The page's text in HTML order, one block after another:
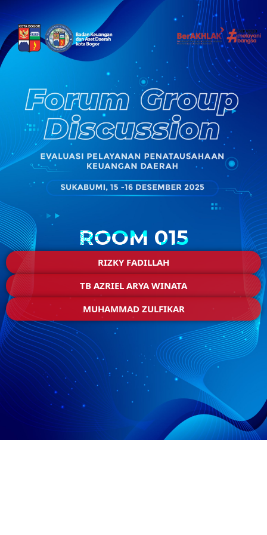
ROOM 015
RIZKY FADILLAH
TB AZRIEL ARYA WINATA
MUHAMMAD ZULFIKAR